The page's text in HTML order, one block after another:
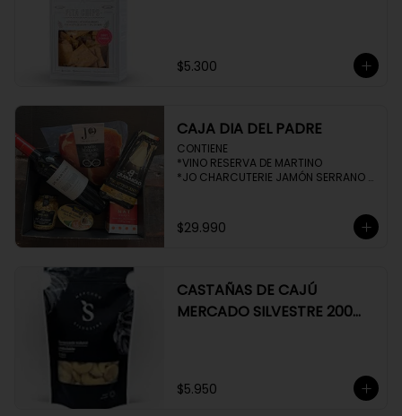
$5.300
CAJA DIA DEL PADRE
CONTIENE
*VINO RESERVA DE MARTINO
*JO CHARCUTERIE JAMÓN SERRANO
*HENAFF MOUSSE DE CANARD
*NAT CRACKERS PEQUEÑAS
$29.990
CASTAÑAS DE CAJÚ
MERCADO SILVESTRE 200
$5.950